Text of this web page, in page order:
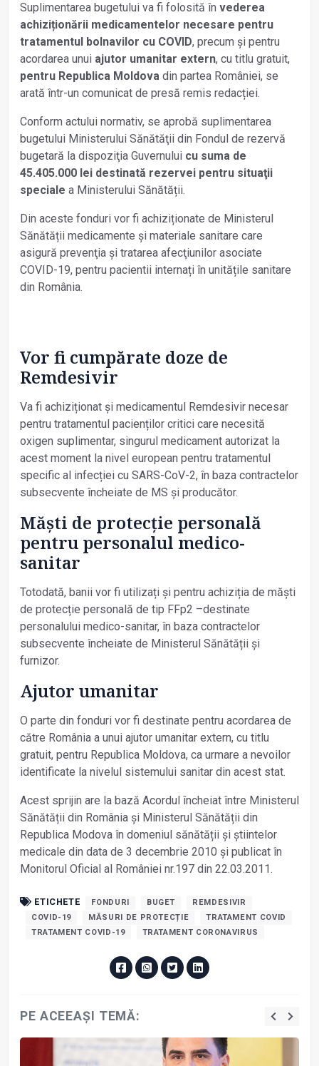
Suplimentarea bugetului va fi folosită în vederea
achiziționării medicamentelor necesare pentru
tratamentul bolnavilor cu COVID, precum și pentru
acordarea unui ajutor umanitar extern, cu titlu gratuit,
pentru Republica Moldova din partea României, se
arată într-un comunicat de presă remis redacției.
Conform actului normativ, se aprobă suplimentarea
bugetului Ministerului Sănătăţii din Fondul de rezervă
bugetară la dispoziţia Guvernului cu suma de
45.405.000 lei destinată rezervei pentru situaţii
speciale a Ministerului Sănătății.
Din aceste fonduri vor fi achiziționate de Ministerul
Sănătății medicamente şi materiale sanitare care
asigură prevenţia şi tratarea afecţiunilor asociate
COVID-19, pentru pacientii internați în unitățile sanitare
din România.
Vor fi cumpărate doze de
Remdesivir
Va fi achiziționat și medicamentul Remdesivir necesar
pentru tratamentul pacienților critici care necesită
oxigen suplimentar, singurul medicament autorizat la
acest moment la nivel european pentru tratamentul
specific al infecției cu SARS-CoV-2, în baza contractelor
subsecvente încheiate de MS și producător.
Măști de protecție personală
pentru personalul medico-
sanitar
Totodată, banii vor fi utilizați și pentru achiziția de măști
de protecție personală de tip FFp2 –destinate
personalului medico-sanitar, în baza contractelor
subsecvente încheiate de Ministerul Sănătății și
furnizor.
Ajutor umanitar
O parte din fonduri vor fi destinate pentru acordarea de
către România a unui ajutor umanitar extern, cu titlu
gratuit, pentru Republica Moldova, ca urmare a nevoilor
identificate la nivelul sistemului sanitar din acest stat.
Acest sprijin are la bază Acordul încheiat între Ministerul
Sănătății din România și Ministerul Sănătății din
Republica Modova în domeniul sănătății și știintelor
medicale din data de 3 decembrie 2010 și publicat în
Monitorul Oficial al României nr.197 din 22.03.2011.
ETICHETE FONDURI BUGET
REMDESIVIR
COVID-19
MĂSURI DE PROTECȚIE
TRATAMENT COVID
TRATAMENT COVID-19
TRATAMENT CORONAVIRUS
PE ACEEAȘI TEMĂ: